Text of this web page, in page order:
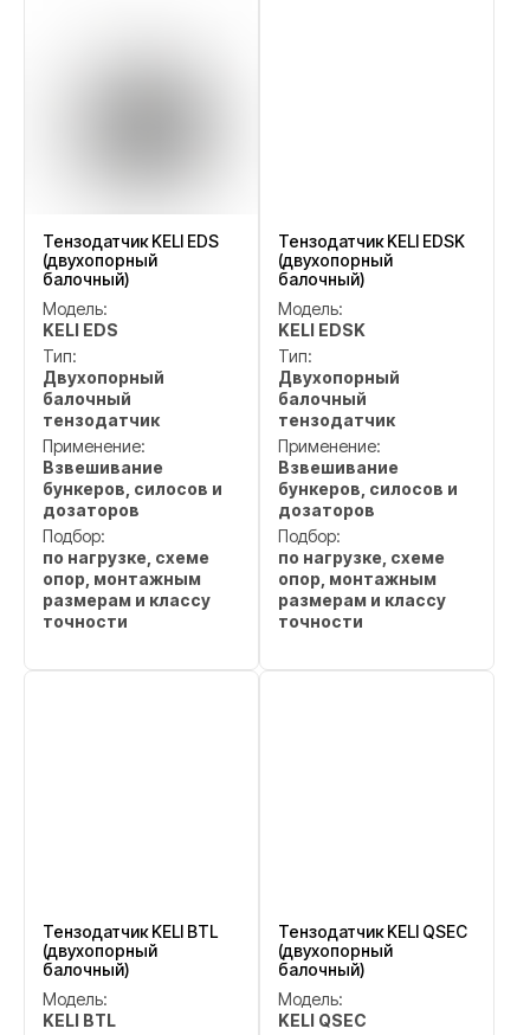
Тензодатчик KELI EDS
(двухопорный
балочный)
Модель:
KELI EDS
Тип:
Двухопорный
балочный
тензодатчик
Применение:
Взвешивание
бункеров, силосов и
дозаторов
Подбор:
по нагрузке, схеме
опор, монтажным
размерам и классу
точности
Тензодатчик KELI EDSK
(двухопорный
балочный)
Модель:
KELI EDSK
Тип:
Двухопорный
балочный
тензодатчик
Применение:
Взвешивание
бункеров, силосов и
дозаторов
Подбор:
по нагрузке, схеме
опор, монтажным
размерам и классу
точности
Тензодатчик KELI BTL
(двухопорный
балочный)
Модель:
KELI BTL
Тензодатчик KELI QSEC
(двухопорный
балочный)
Модель:
KELI QSEC